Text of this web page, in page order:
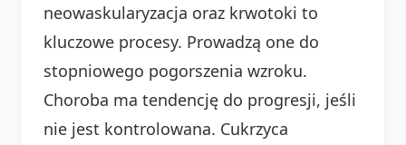
neowaskularyzacja oraz krwotoki to
kluczowe procesy. Prowadzą one do
stopniowego pogorszenia wzroku.
Choroba ma tendencję do progresji, jeśli
nie jest kontrolowana. Cukrzyca